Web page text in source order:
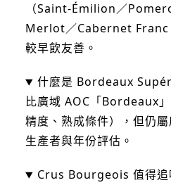
（Saint-Émilion／
Merlot／Cabernet Franc
較早飲友善。
什麼是 Bordeaux
比廣域 AOC「Bordeaux
精度、熟成條件），但仍
生產者與年份評估。
Crus Bourgeois 值得追